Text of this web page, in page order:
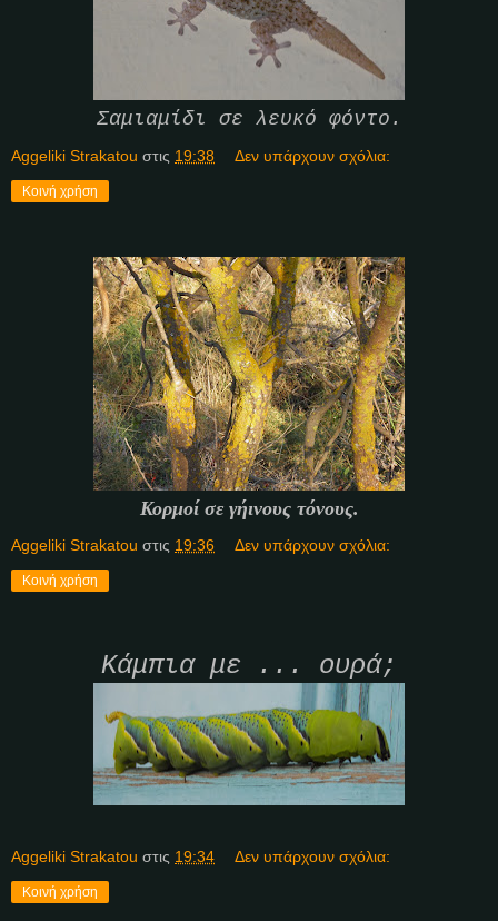
Σαμιαμίδι σε λευκό φόντο.
Aggeliki Strakatou στις 19:38 Δεν υπάρχουν σχόλια:
Κοινή χρήση
Κορμοί σε γήινους τόνους.
Aggeliki Strakatou στις 19:36 Δεν υπάρχουν σχόλια:
Κοινή χρήση
Κάμπια με ... ουρά;
Aggeliki Strakatou στις 19:34 Δεν υπάρχουν σχόλια:
Κοινή χρήση